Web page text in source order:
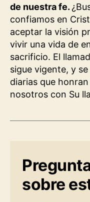
de nuestra fe.
confiamos en
aceptar la visión
vivir una vida de
sacrificio. El
sigue vigente, y
diarias que
nosotros con Su
sobre